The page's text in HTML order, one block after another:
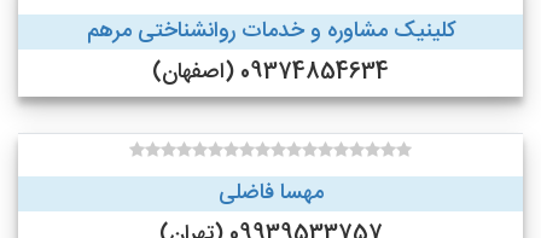
کلینیک مشاوره و خدمات روانشناختی مرهم
09374854634 (اصفهان)
مهسا فاضلی